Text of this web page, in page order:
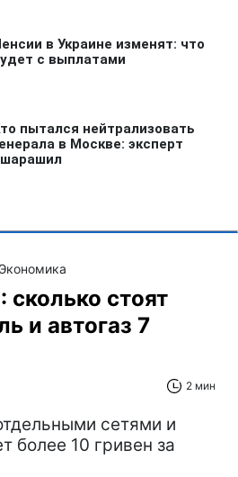
Экономика
стоят
и автогаз 7
2 мин
сетями и
более 10 гривен за